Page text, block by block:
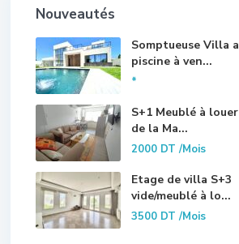
Nouveautés
Somptueuse Villa
piscine à ven...
*
S+1 Meublé à
de la Ma...
2000 DT/Mois
Etage de villa S+3
vide/meublé à lo...
3500 DT/Mois